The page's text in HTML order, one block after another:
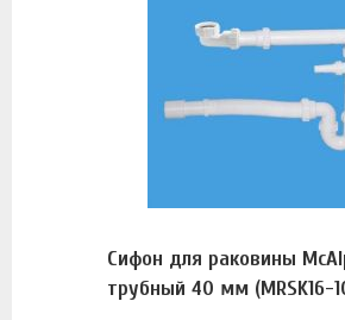
Сифон для раковины
трубный 40 мм (MRSK16-